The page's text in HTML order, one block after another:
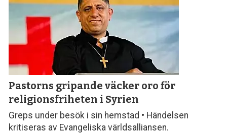
Pastorns gripande väcker oro för
religionsfriheten i Syrien
Greps under besök i sin hemstad • Händelsen
kritiseras av Evangeliska världsalliansen.